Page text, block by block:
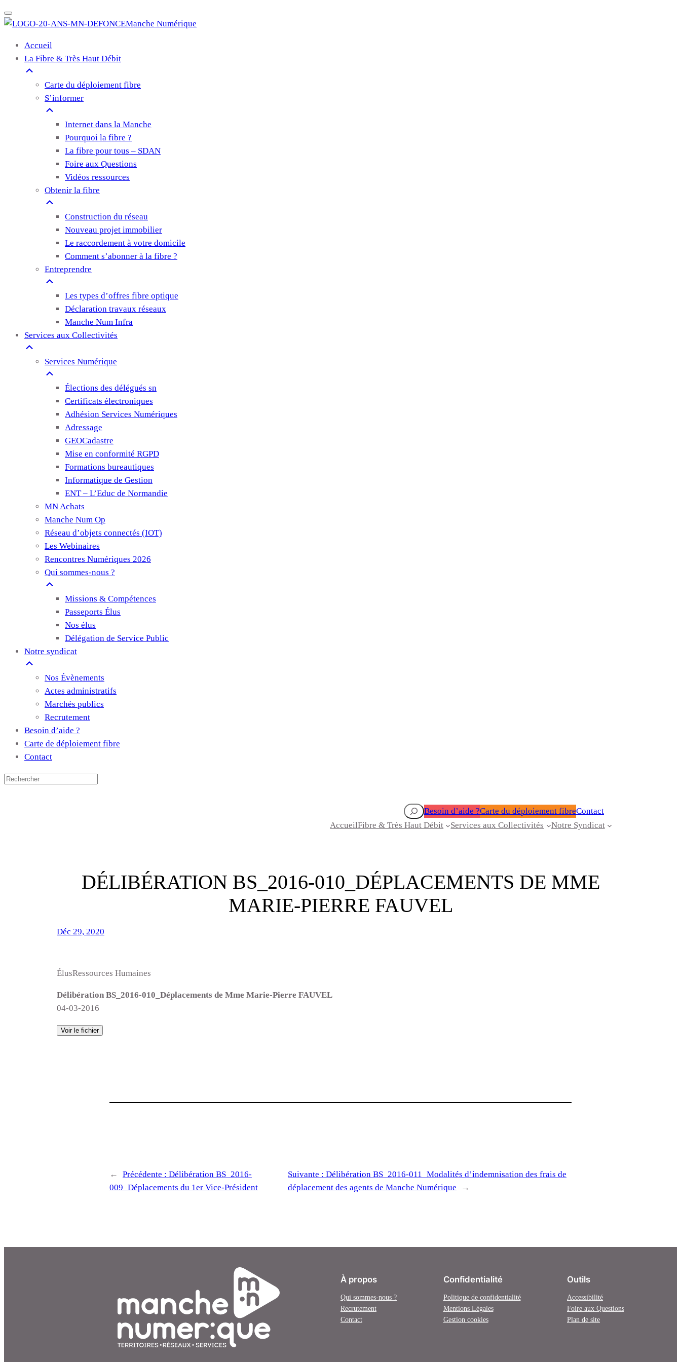
Manche Numérique
Accueil
La Fibre & Très Haut Débit
Carte du déploiement fibre
S’informer
Internet dans la Manche
Pourquoi la fibre ?
La fibre pour tous – SDAN
Foire aux Questions
Vidéos ressources
Obtenir la fibre
Construction du réseau
Nouveau projet immobilier
Le raccordement à votre domicile
Comment s’abonner à la fibre ?
Entreprendre
Les types d’offres fibre optique
Déclaration travaux réseaux
Manche Num Infra
Services aux Collectivités
Services Numérique
Élections des délégués sn
Certificats électroniques
Adhésion Services Numériques
Adressage
GEOCadastre
Mise en conformité RGPD
Formations bureautiques
Informatique de Gestion
ENT – L’Educ de Normandie
MN Achats
Manche Num Op
Réseau d’objets connectés (IOT)
Les Webinaires
Rencontres Numériques 2026
Qui sommes-nous ?
Missions & Compétences
Passeports Élus
Nos élus
Délégation de Service Public
Notre syndicat
Nos Évènements
Actes administratifs
Marchés publics
Recrutement
Besoin d’aide ?
Carte de déploiement fibre
Contact
RechercherBesoin d’aide ?Carte du déploiement fibreContact
AccueilFibre & Très Haut Débit Services aux Collectivités Notre Syndicat
DÉLIBÉRATION BS_2016-010_DÉPLACEMENTS DE MME
MARIE-PIERRE FAUVEL
Déc 29, 2020
ÉlusRessources Humaines
Délibération BS_2016-010_Déplacements de Mme Marie-Pierre FAUVEL
04-03-2016
Voir le fichier
← Précédente : Délibération BS_2016-
009_Déplacements du 1er Vice-Président
Suivante :Délibération BS_2016-011_Modalités d’indemnisation des frais de
déplacement des agents de Manche Numérique
→
À propos
Qui sommes-nous ?
Recrutement
Contact
Confidentialité
Politique de confidentialité
Mentions Légales
Gestion cookies
Outils
Accessibilité
Foire aux Questions
Plan de site